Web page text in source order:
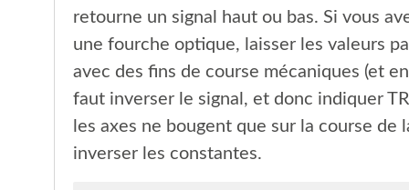
retourne un signal haut ou bas. Si vous
une fourche optique, laisser les valeurs
avec des fins de course mécaniques (et
faut inverser le signal, et donc indiquer
les axes ne bougent que sur la course
inverser les constantes.